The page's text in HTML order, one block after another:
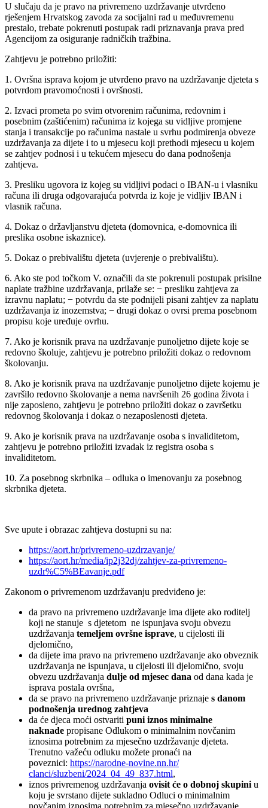
U slučaju da je pravo na privremeno uzdržavanje utvrđeno
rješenjem Hrvatskog zavoda za socijalni rad u međuvremenu
prestalo, trebate pokrenuti postupak radi priznavanja prava pred
Agencijom za osiguranje radničkih tražbina.
Zahtjevu je potrebno priložiti:
1. Ovršna isprava kojom je utvrđeno pravo na uzdržavanje djeteta s
potvrdom pravomoćnosti i ovršnosti.
2. Izvaci prometa po svim otvorenim računima, redovnim i
posebnim (zaštićenim) računima iz kojega su vidljive promjene
stanja i transakcije po računima nastale u svrhu podmirenja obveze
uzdržavanja za dijete i to u mjesecu koji prethodi mjesecu u kojem
se zahtjev podnosi i u tekućem mjesecu do dana podnošenja
zahtjeva.
3. Presliku ugovora iz kojeg su vidljivi podaci o IBAN-u i vlasniku
računa ili druga odgovarajuća potvrda iz koje je vidljiv IBAN i
vlasnik računa.
4. Dokaz o državljanstvu djeteta (domovnica, e-domovnica ili
preslika osobne iskaznice).
5. Dokaz o prebivalištu djeteta (uvjerenje o prebivalištu).
6. Ako ste pod točkom V. označili da ste pokrenuli postupak prisilne
naplate tražbine uzdržavanja, prilaže se: − presliku zahtjeva za
izravnu naplatu; − potvrdu da ste podnijeli pisani zahtjev za naplatu
uzdržavanja iz inozemstva; − drugi dokaz o ovrsi prema posebnom
propisu koje uređuje ovrhu.
7. Ako je korisnik prava na uzdržavanje punoljetno dijete koje se
redovno školuje, zahtjevu je potrebno priložiti dokaz o redovnom
školovanju.
8. Ako je korisnik prava na uzdržavanje punoljetno dijete kojemu je
završilo redovno školovanje a nema navršenih 26 godina života i
nije zaposleno, zahtjevu je potrebno priložiti dokaz o završetku
redovnog školovanja i dokaz o nezaposlenosti djeteta.
9. Ako je korisnik prava na uzdržavanje osoba s invaliditetom,
zahtjevu je potrebno priložiti izvadak iz registra osoba s
invaliditetom.
10. Za posebnog skrbnika – odluka o imenovanju za posebnog
skrbnika djeteta.
Sve upute i obrazac zahtjeva dostupni su na:
https://aort.hr/privremeno-uzdrzavanje/
https://aort.hr/media/ip2j32dj/zahtjev-za-privremeno-
uzdr%C5%BEavanje.pdf
Zakonom o privremenom uzdržavanju predviđeno je:
da pravo na privremeno uzdržavanje ima dijete ako roditelj
koji ne stanuje s djetetom ne ispunjava svoju obvezu
uzdržavanja temeljem ovršne isprave, u cijelosti ili
djelomično,
da dijete ima pravo na privremeno uzdržavanje ako obveznik
uzdržavanja ne ispunjava, u cijelosti ili djelomično, svoju
obvezu uzdržavanja dulje od mjesec dana od dana kada je
isprava postala ovršna,
da se pravo na privremeno uzdržavanje priznaje s danom
podnošenja urednog zahtjeva
da će djeca moći ostvariti puni iznos minimalne
naknade propisane Odlukom o minimalnim novčanim
iznosima potrebnim za mjesečno uzdržavanje djeteta.
Trenutno važeću odluku možete pronaći na
poveznici: https://narodne-novine.nn.hr/
clanci/sluzbeni/2024_04_49_ 837.html,
iznos privremenog uzdržavanja ovisit će o dobnoj skupini u
koju je svrstano dijete sukladno Odluci o minimalnim
novčanim iznosima potrebnim za mjesečno uzdržavanje